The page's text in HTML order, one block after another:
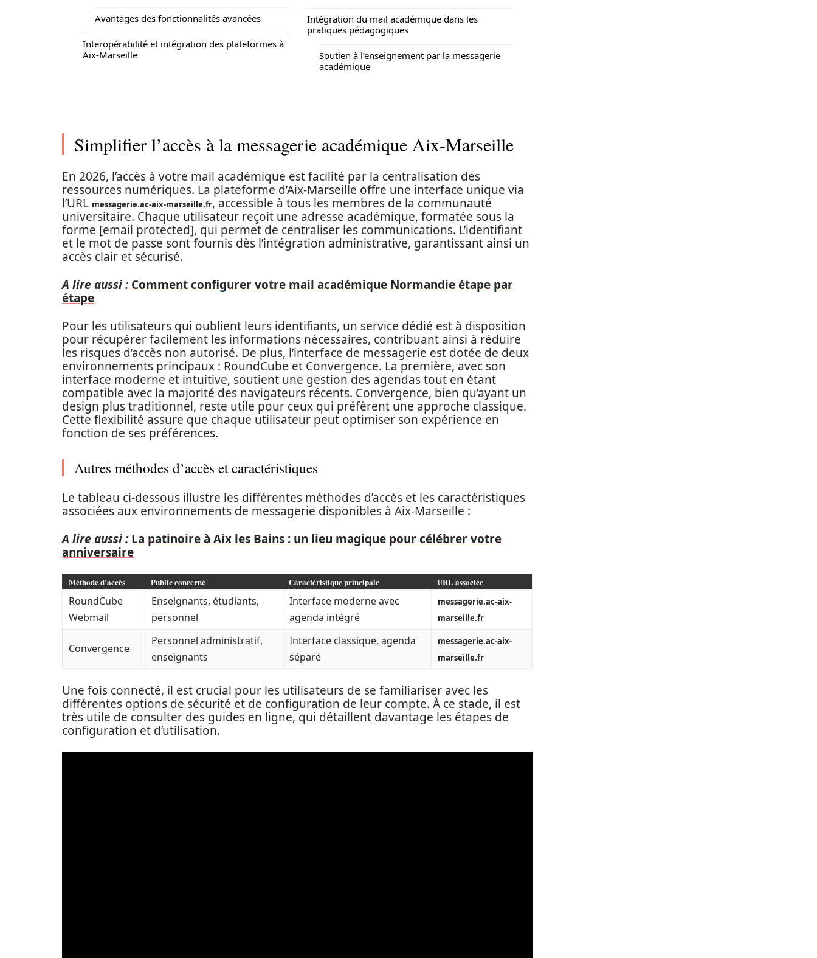
Avantages des fonctionnalités avancées
Interopérabilité et intégration des plateformes à
Aix-Marseille
Intégration du mail académique dans les
pratiques pédagogiques
Soutien à l’enseignement par la messagerie
académique
Simplifier l’accès à la messagerie académique Aix-Marseille
En 2026, l’accès à votre mail académique est facilité par la centralisation des
ressources numériques. La plateforme d’Aix-Marseille offre une interface unique via
l’URL messagerie.ac-aix-marseille.fr, accessible à tous les membres de la communauté
universitaire. Chaque utilisateur reçoit une adresse académique, formatée sous la
forme [email protected], qui permet de centraliser les communications. L’identifiant
et le mot de passe sont fournis dès l’intégration administrative, garantissant ainsi un
accès clair et sécurisé.
A lire aussi : Comment configurer votre mail académique Normandie étape par
étape
Pour les utilisateurs qui oublient leurs identifiants, un service dédié est à disposition
pour récupérer facilement les informations nécessaires, contribuant ainsi à réduire
les risques d’accès non autorisé. De plus, l’interface de messagerie est dotée de deux
environnements principaux : RoundCube et Convergence. La première, avec son
interface moderne et intuitive, soutient une gestion des agendas tout en étant
compatible avec la majorité des navigateurs récents. Convergence, bien qu’ayant un
design plus traditionnel, reste utile pour ceux qui préfèrent une approche classique.
Cette flexibilité assure que chaque utilisateur peut optimiser son expérience en
fonction de ses préférences.
Autres méthodes d’accès et caractéristiques
Le tableau ci-dessous illustre les différentes méthodes d’accès et les caractéristiques
associées aux environnements de messagerie disponibles à Aix-Marseille :
A lire aussi : La patinoire à Aix les Bains : un lieu magique pour célébrer votre
anniversaire
Méthode d’accès Public concerné Caractéristique principale URL associée
RoundCube
Webmail
Enseignants, étudiants,
personnel
Interface moderne avec
agenda intégré
messagerie.ac-aix-
marseille.fr
Convergence
Personnel administratif,
enseignants
Interface classique, agenda
séparé
messagerie.ac-aix-
marseille.fr
Une fois connecté, il est crucial pour les utilisateurs de se familiariser avec les
différentes options de sécurité et de configuration de leur compte. À ce stade, il est
très utile de consulter des guides en ligne, qui détaillent davantage les étapes de
configuration et d’utilisation.